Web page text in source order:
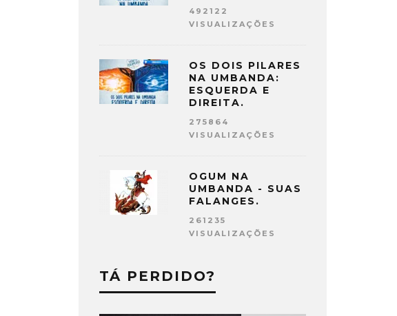
492122
VISUALIZAÇÕES
OS DOIS PILARES
NA UMBANDA:
ESQUERDA E
DIREITA.
275864
VISUALIZAÇÕES
OGUM NA
UMBANDA - SUAS
FALANGES.
261235
VISUALIZAÇÕES
TÁ PERDIDO?